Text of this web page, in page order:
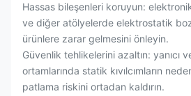
Hassas bileşenleri koruyun:
ve diğer atölyelerde elektrostatik
ürünlere zarar gelmesini önleyin.
Güvenlik tehlikelerini azaltın: yanıcı
ortamlarında statik kıvılcımların
patlama riskini ortadan kaldırın.